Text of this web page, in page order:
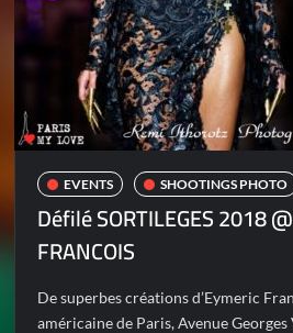
EVENTS SHOOTINGS PHOTO
Défilé SORTILEGES 2018
FRANCOIS
De superbes créations d’Eymeric
américaine de Paris, Avenue